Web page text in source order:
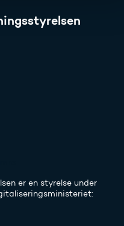
er en styrelse under